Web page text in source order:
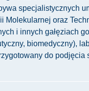
specjalistycznych
Molekularnej oraz
i innych gałęziach
biomedyczny),
do podjęcia